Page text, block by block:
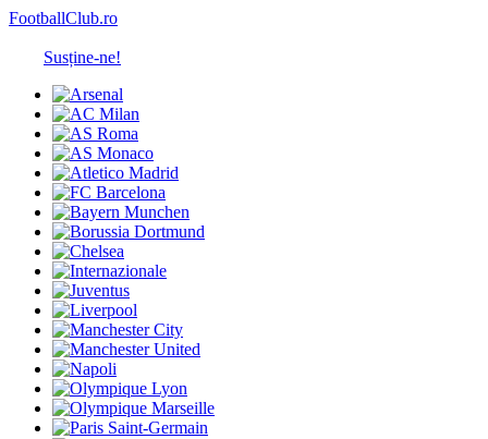
FootballClub.ro
Susține-ne!